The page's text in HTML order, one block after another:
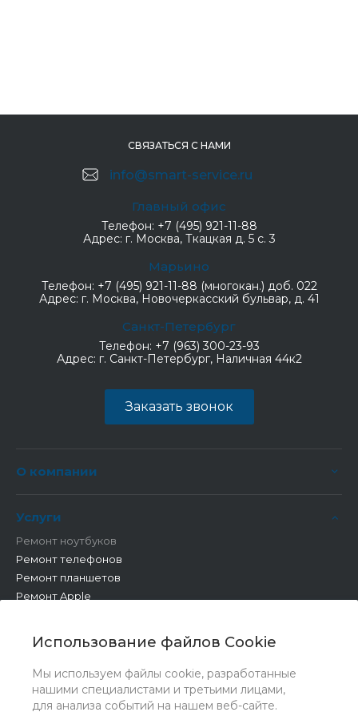
Использование файлов Cookie
Мы используем файлы cookie, разработанные
нашими специалистами и третьими лицами,
для анализа событий на нашем веб-сайте.
СВЯЗАТЬСЯ С НАМИ
info@smart-service.ru
Главный офис
Телефон: +7 (495) 921-11-88
Адрес: г. Москва, Ткацкая д. 5 с. 3
Марьино
Телефон: +7 (495) 921-11-88 (многокан.) доб. 022
Адрес: г. Москва, Новочеркасский бульвар, д. 41
Санкт-Петербург
Телефон: +7 (963) 300-23-93
Адрес: г. Санкт-Петербург, Наличная 44к2
Заказать звонок
О компании
Услуги
Ремонт ноутбуков
Ремонт телефонов
Ремонт планшетов
Ремонт Apple